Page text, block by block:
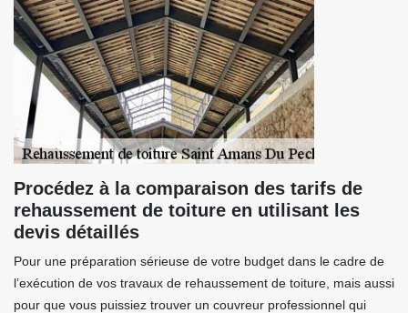
Procédez à la comparaison des tarifs de
rehaussement de toiture en utilisant les
devis détaillés
Pour une préparation sérieuse de votre budget dans le cadre de
l’exécution de vos travaux de rehaussement de toiture, mais aussi
pour que vous puissiez trouver un couvreur professionnel qui